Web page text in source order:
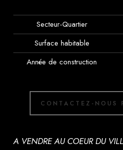
Secteur-Quartier
Surface habitable
Année de construction
CONTACTEZ-
A VENDRE AU COEUR DU